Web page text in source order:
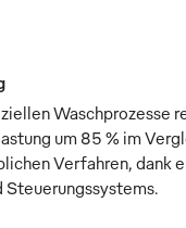
Waschprozesse
um 85 % im
Verfahren, dank
Steuerungssystems.